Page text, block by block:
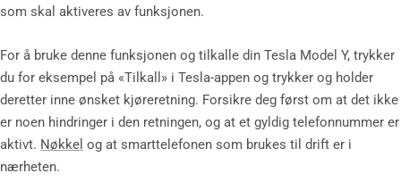
som skal aktiveres av funksjonen.
For å bruke denne funksjonen og tilkalle din Tesla Model Y, trykker
du for eksempel på «Tilkall» i Tesla-appen og trykker og holder
deretter inne ønsket kjøreretning. Forsikre deg først om at det ikke
er noen hindringer i den retningen, og at et gyldig telefonnummer er
aktivt. Nøkkel og at smarttelefonen som brukes til drift er i
nærheten.